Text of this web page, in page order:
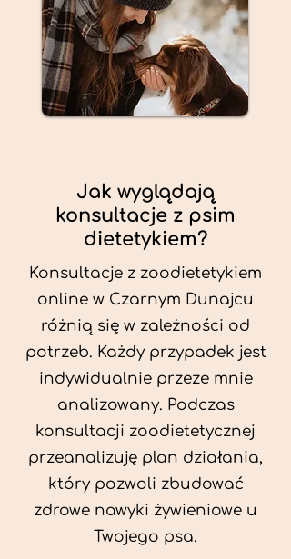
Jak wyglądają
konsultacje z psim
dietetykiem?
Konsultacje z zoodietetykiem
online w Czarnym Dunajcu
różnią się w zależności od
potrzeb. Każdy przypadek jest
indywidualnie przeze mnie
analizowany. Podczas
konsultacji zoodietetycznej
przeanalizuję plan działania,
który pozwoli zbudować
zdrowe nawyki żywieniowe u
Twojego psa.